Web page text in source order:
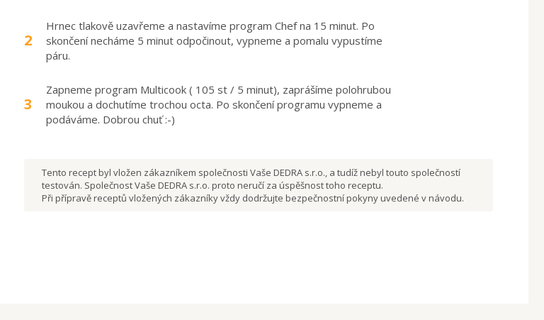
2
Hrnec tlakově uzavřeme a nastavíme program Chef na 15 minut. Po
skončení necháme 5 minut odpočinout, vypneme a pomalu vypustíme
páru.
3
Zapneme program Multicook ( 105 st / 5 minut), zaprášíme polohrubou
moukou a dochutíme trochou octa. Po skončení programu vypneme a
podáváme. Dobrou chuť :-)
Tento recept byl vložen zákazníkem společnosti Vaše DEDRA s.r.o., a tudíž nebyl touto společností
testován. Společnost Vaše DEDRA s.r.o. proto neručí za úspěšnost toho receptu.
Při přípravě receptů vložených zákazníky vždy dodržujte bezpečnostní pokyny uvedené v návodu.